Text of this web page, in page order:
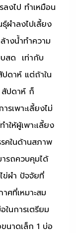
ลงไป ทำเหมือน
ผำลงไปเลี้ยง
างน้ำทำความ
บสด เท่ากับ
ปดาห์ แต่ถ้าใน
สัปดาห์ ก็
รเพาะเลี้ยงไม่
ห้ผู้เพาะเลี้ยง
คในด้านสภาพ
ารถควบคุมได้
ข่ผำ ปัจจัยที่
ศที่เหมาะสม
ในการเตรียม
ขนาดเล็ก 1 บ่อ